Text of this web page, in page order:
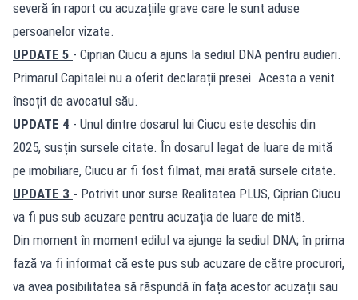
severă în raport cu acuzațiile grave care le sunt aduse
persoanelor vizate.
UPDATE 5 - Ciprian Ciucu a ajuns la sediul DNA pentru audieri.
Primarul Capitalei nu a oferit declarații presei. Acesta a venit
însoțit de avocatul său.
UPDATE 4 - Unul dintre dosarul lui Ciucu este deschis din
2025, susțin sursele citate. În dosarul legat de luare de mită
pe imobiliare, Ciucu ar fi fost filmat, mai arată sursele citate.
UPDATE 3 - Potrivit unor surse Realitatea PLUS, Ciprian Ciucu
va fi pus sub acuzare pentru acuzația de luare de mită.
Din moment în moment edilul va ajunge la sediul DNA; în prima
fază va fi informat că este pus sub acuzare de către procurori,
va avea posibilitatea să răspundă în fața acestor acuzații sau